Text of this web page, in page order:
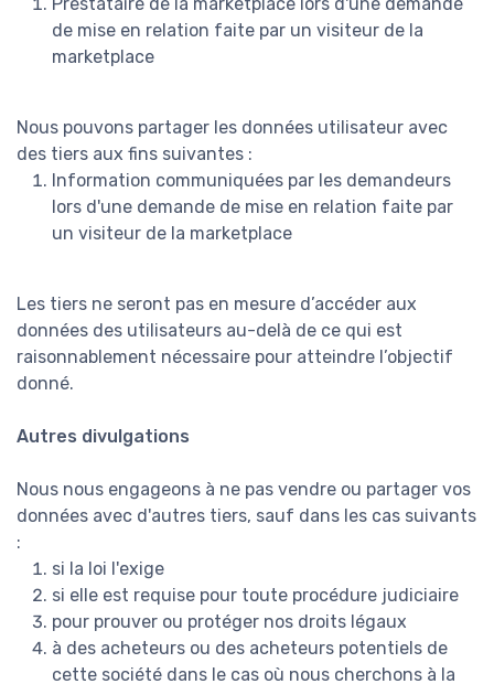
de mise en relation faite par un visiteur de la
marketplace
Nous pouvons partager les données utilisateur avec
des tiers aux fins suivantes :
Information communiquées par les demandeurs
lors d'une demande de mise en relation faite par
un visiteur de la marketplace
Les tiers ne seront pas en mesure d’accéder aux
données des utilisateurs au-delà de ce qui est
raisonnablement nécessaire pour atteindre l’objectif
donné.
Autres divulgations
Nous nous engageons à ne pas vendre ou partager vos
données avec d'autres tiers, sauf dans les cas suivants
:
si la loi l'exige
si elle est requise pour toute procédure judiciaire
pour prouver ou protéger nos droits légaux
à des acheteurs ou des acheteurs potentiels de
cette société dans le cas où nous cherchons à la